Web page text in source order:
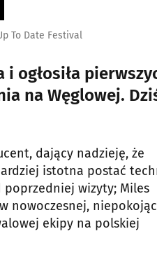
To Date Festival
ogłosiła
na Węglowej.
dający nadzieję, że
istotna postać
poprzedniej wizyty; Miles
nowoczesnej,
ekipy na polskiej